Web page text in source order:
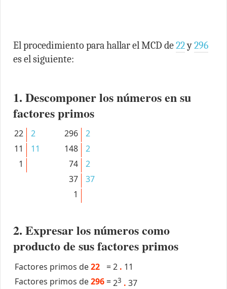
El procedimiento para hallar el MCD de22y296
es el siguiente:
1. Descomponer los números en su
factores primos
22
2
11
11
1
296
2
148
2
74
2
37
37
1
2. Expresar los números como
producto de sus factores primos
Factores primos de22 =2 . 11
Factores primos de296 =23 . 37